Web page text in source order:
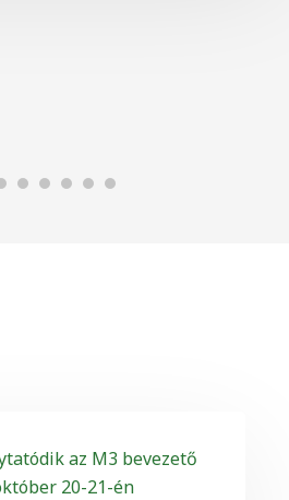
az M3 bevezető
20-21-én